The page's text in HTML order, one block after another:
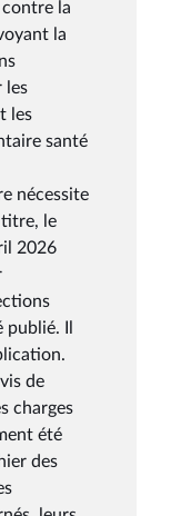
la
la
les
les
santé
nécessite
titre, le
2026
publié. Il
de
charges
été
des